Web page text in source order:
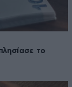
το